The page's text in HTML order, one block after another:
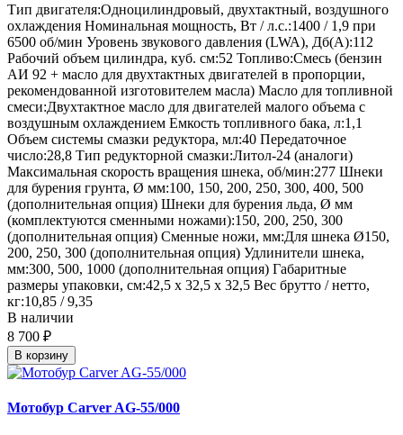
Тип двигателя:Одноцилиндровый, двухтактный, воздушного
охлаждения Номинальная мощность, Вт / л.с.:1400 / 1,9 при
6500 об/мин Уровень звукового давления (LWA), Дб(А):112
Рабочий объем цилиндра, куб. см:52 Топливо:Смесь (бензин
АИ 92 + масло для двухтактных двигателей в пропорции,
рекомендованной изготовителем масла) Масло для топливной
смеси:Двухтактное масло для двигателей малого объема с
воздушным охлаждением Емкость топливного бака, л:1,1
Объем системы смазки редуктора, мл:40 Передаточное
число:28,8 Тип редукторной смазки:Литол-24 (аналоги)
Максимальная скорость вращения шнека, об/мин:277 Шнеки
для бурения грунта, Ø мм:100, 150, 200, 250, 300, 400, 500
(дополнительная опция) Шнеки для бурения льда, Ø мм
(комплектуются сменными ножами):150, 200, 250, 300
(дополнительная опция) Сменные ножи, мм:Для шнека Ø150,
200, 250, 300 (дополнительная опция) Удлинители шнека,
мм:300, 500, 1000 (дополнительная опция) Габаритные
размеры упаковки, см:42,5 х 32,5 х 32,5 Вес брутто / нетто,
кг:10,85 / 9,35
В наличии
8 700 ₽
В корзину
Мотобур Carver AG-55/000